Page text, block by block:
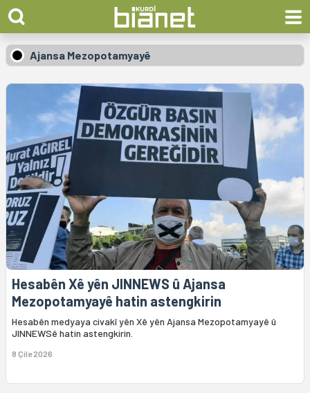
Ajansa Mezopotamyayê
Hesabên Xê yên JINNEWS û Ajansa
Mezopotamyayê hatin astengkirin
Hesabên medyaya civakî yên Xê yên Ajansa Mezopotamyayê û
JINNEWSê hatin astengkirin.
8 Çile 2026